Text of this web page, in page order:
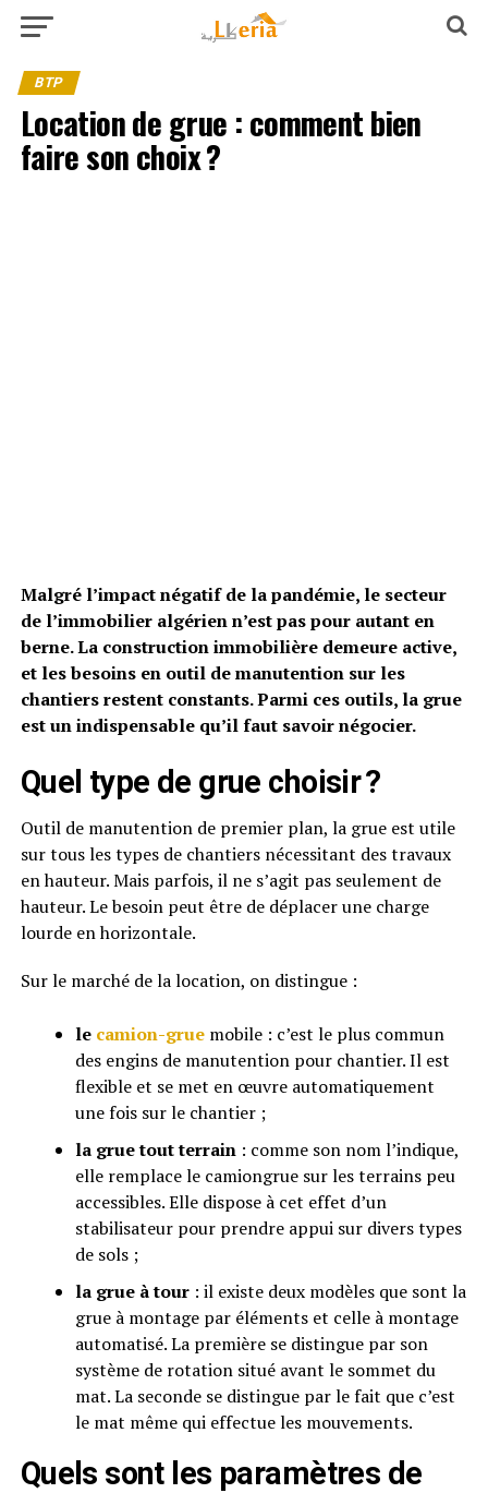
BTP
Location de grue : comment bien
faire son choix ?
Malgré l’impact négatif de la pandémie, le secteur
de l’immobilier algérien n’est pas pour autant en
berne. La construction immobilière demeure active,
et les besoins en outil de manutention sur les
chantiers restent constants. Parmi ces outils, la grue
est un indispensable qu’il faut savoir négocier.
Quel type de grue choisir ?
Outil de manutention de premier plan, la grue est utile
sur tous les types de chantiers nécessitant des travaux
en hauteur. Mais parfois, il ne s’agit pas seulement de
hauteur. Le besoin peut être de déplacer une charge
lourde en horizontale.
Sur le marché de la location, on distingue :
le camion-gruemobile : c’est le plus commun
des engins de manutention pour chantier. Il est
flexible et se met en œuvre automatiquement
une fois sur le chantier ;
la grue tout terrain: comme son nom l’indique,
elle remplace le camiongrue sur les terrains peu
accessibles. Elle dispose à cet effet d’un
stabilisateur pour prendre appui sur divers types
de sols ;
la grue à tour: il existe deux modèles que sont la
grue à montage par éléments et celle à montage
automatisé. La première se distingue par son
système de rotation situé avant le sommet du
mat. La seconde se distingue par le fait que c’est
le mat même qui effectue les mouvements.
Quels sont les paramètres de